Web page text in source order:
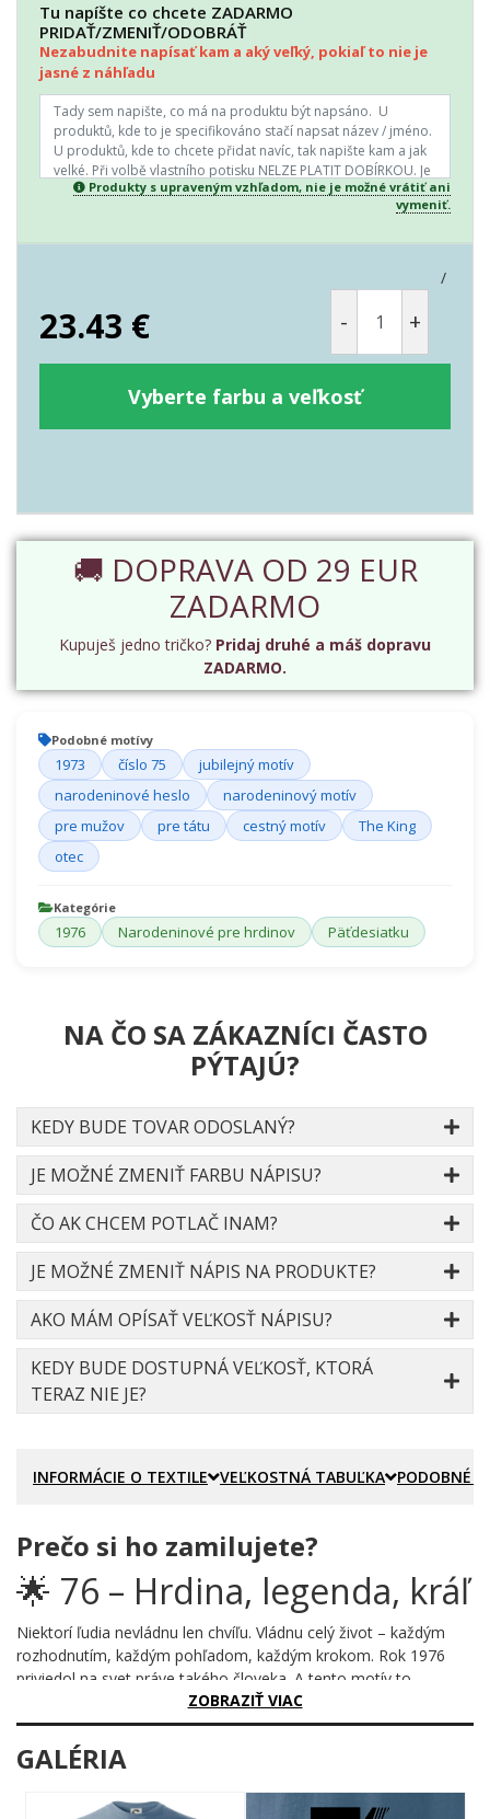
Tu napíšte co chcete ZADARMO
PRIDAŤ/ZMENIŤ/ODOBRÁŤ
Nezabudnite napísať kam a aký veľký, pokiaľ to nie je
jasné z náhľadu
Produkty s upraveným vzhľadom, nie je možné vrátiť ani
vymeniť.
/
23.43 € - +
Vyberte farbu a veľkosť
🚚 DOPRAVA OD 29 EUR
ZADARMO
Kupuješ jedno tričko? Pridaj druhé a máš dopravu
ZADARMO.
Podobné motívy
1973 číslo 75
jubilejný motív
narodeninové heslo
narodeninový motív
pre mužov
pre tátu cestný motív
The King
otec
Kategórie
1976 Narodeninové pre hrdinov Päťdesiatku
NA ČO SA ZÁKAZNÍCI ČASTO
PÝTAJÚ?
KEDY BUDE TOVAR ODOSLANÝ?
JE MOŽNÉ ZMENIŤ FARBU NÁPISU?
ČO AK CHCEM POTLAČ INAM?
JE MOŽNÉ ZMENIŤ NÁPIS NA PRODUKTE?
AKO MÁM OPÍSAŤ VEĽKOSŤ NÁPISU?
KEDY BUDE DOSTUPNÁ VEĽKOSŤ, KTORÁ
TERAZ NIE JE?
INFORMÁCIE O TEXTILE VEĽKOSTNÁ TABUĽKA PODOBNÉ
Prečo si ho zamilujete?
🌟 76 – Hrdina, legenda, kráľ
Niektorí ľudia nevládnu len chvíľu. Vládnu celý život – každým
rozhodnutím, každým pohľadom, každým krokom. Rok 1976
priviedol na svet práve takého človeka. A tento motív to
vyhlasuje nahlas, tučne a bez akýchkoľvek výhovoriek.
Prečo je tento motív úžasný?
spracovaním – jedna polovica pevná a masívna, druhá
ZOBRAZIŤ VIAC
GALÉRIA